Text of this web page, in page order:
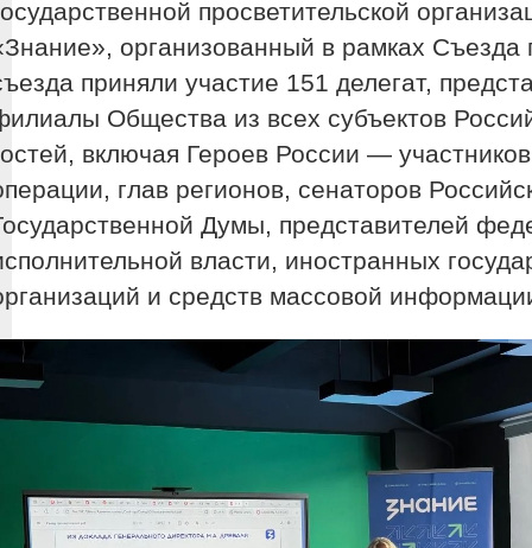
просветительской
организованный в рамках Съезда
приняли участие 151 делегат,
Общества из всех субъектов
включая Героев России —
глав регионов, сенаторов
Думы, представителей
власти, иностранных
и средств массовой